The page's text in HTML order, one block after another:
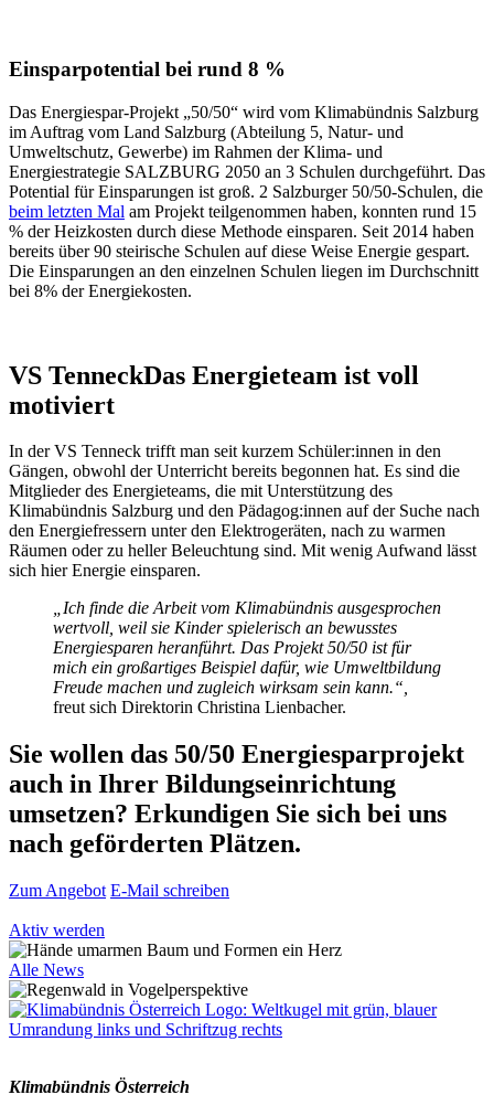
Einsparpotential bei rund 8 %
Das Energiespar-Projekt „50/50“ wird vom Klimabündnis Salzburg
im Auftrag vom Land Salzburg (Abteilung 5, Natur- und
Umweltschutz, Gewerbe) im Rahmen der Klima- und
Energiestrategie SALZBURG 2050 an 3 Schulen durchgeführt. Das
Potential für Einsparungen ist groß. 2 Salzburger 50/50-Schulen, die
beim letzten Mal am Projekt teilgenommen haben, konnten rund 15
% der Heizkosten durch diese Methode einsparen. Seit 2014 haben
bereits über 90 steirische Schulen auf diese Weise Energie gespart.
Die Einsparungen an den einzelnen Schulen liegen im Durchschnitt
bei 8% der Energiekosten.
VS TenneckDas Energieteam ist voll
motiviert
In der VS Tenneck trifft man seit kurzem Schüler:innen in den
Gängen, obwohl der Unterricht bereits begonnen hat. Es sind die
Mitglieder des Energieteams, die mit Unterstützung des
Klimabündnis Salzburg und den Pädagog:innen auf der Suche nach
den Energiefressern unter den Elektrogeräten, nach zu warmen
Räumen oder zu heller Beleuchtung sind. Mit wenig Aufwand lässt
sich hier Energie einsparen.
„Ich finde die Arbeit vom Klimabündnis ausgesprochen
wertvoll, weil sie Kinder spielerisch an bewusstes
Energiesparen heranführt. Das Projekt 50/50 ist für
mich ein großartiges Beispiel dafür, wie Umweltbildung
Freude machen und zugleich wirksam sein kann.“,
freut sich Direktorin Christina Lienbacher.
Sie wollen das 50/50 Energiesparprojekt
auch in Ihrer Bildungseinrichtung
umsetzen? Erkundigen Sie sich bei uns
nach geförderten Plätzen.
Zum Angebot E-Mail schreiben
Aktiv werden
Alle News
Klimabündnis Österreich